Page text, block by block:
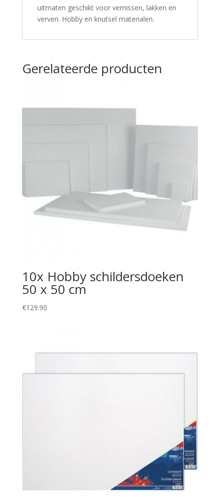
uitmaten geschikt voor vernissen, lakken en
verven. Hobby en knutsel materialen.
Gerelateerde producten
10x Hobby schildersdoeken
50 x 50 cm
€129.90